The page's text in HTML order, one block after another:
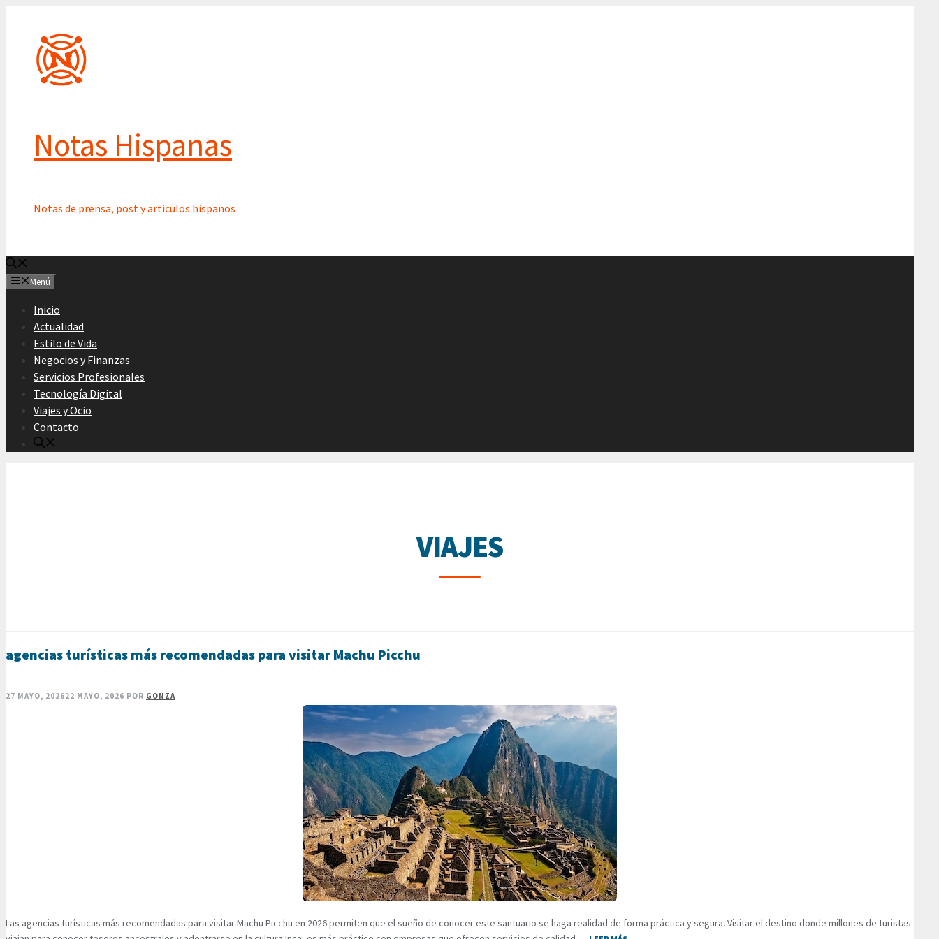
contenido
Notas Hispanas
Notas de prensa, post y articulos hispanos
Menú
Inicio
Actualidad
Estilo de Vida
Negocios y Finanzas
Servicios Profesionales
Tecnología Digital
Viajes y Ocio
Contacto
VIAJES
agencias turísticas más recomendadas para visitar Machu Picchu
27 MAYO, 202622 MAYO, 2026 POR GONZA
Las agencias turísticas más recomendadas para visitar Machu Picchu en 2026 permiten que el sueño de conocer este santuario se haga realidad de forma práctica y segura. Visitar el destino donde millones de turistas